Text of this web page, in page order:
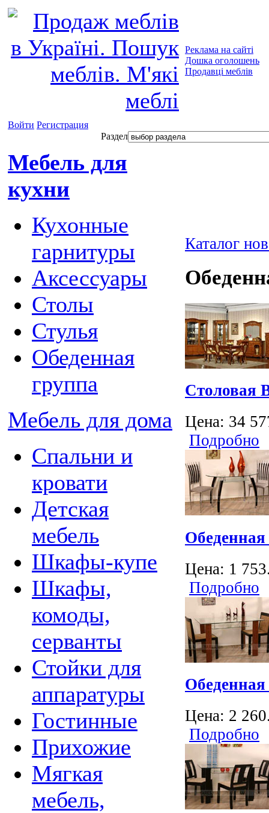
Реклама на сайті
Дошка оголошень
Продавці меблів
Войти Регистрация
Раздел
Мебель для
кухни
Кухонные
гарнитуры
Аксессуары
Столы
Стулья
Обеденная
группа
Мебель для дома
Спальни и
кровати
Детская
мебель
Шкафы-купе
Шкафы,
комоды,
серванты
Стойки для
аппаратуры
Гостинные
Прихожие
Мягкая
мебель,
Каталог
Cтоловая
Цена: 34
Подробно
Цена: 1
Подробно
Обеденная
Цена: 2
Подробно